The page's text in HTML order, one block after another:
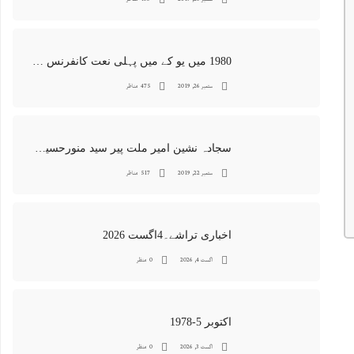
1980 میں یو کے میں پہلی نعت کانفرنس جس کا اہتمامِ سجادہ نشین و جانشین حضرت امیرِ ملت پیر سید منور حسین شاہ جماعتی صاحب نے کیا اور جس کی آپ نے صدارت بھی فرمائی
ستمبر 26, 2019 475 مناظر
سجادہ نشین امیر ملت پیر سید منورحسین شاہ جماعتی کی خصوصی تصاویر
ستمبر 22, 2019 517 مناظر
اخباری تراشے۔4اگست 2026
اگست 4, 2026 0 منظر
اکتوبر 5-1978
اگست 3, 2026 0 منظر